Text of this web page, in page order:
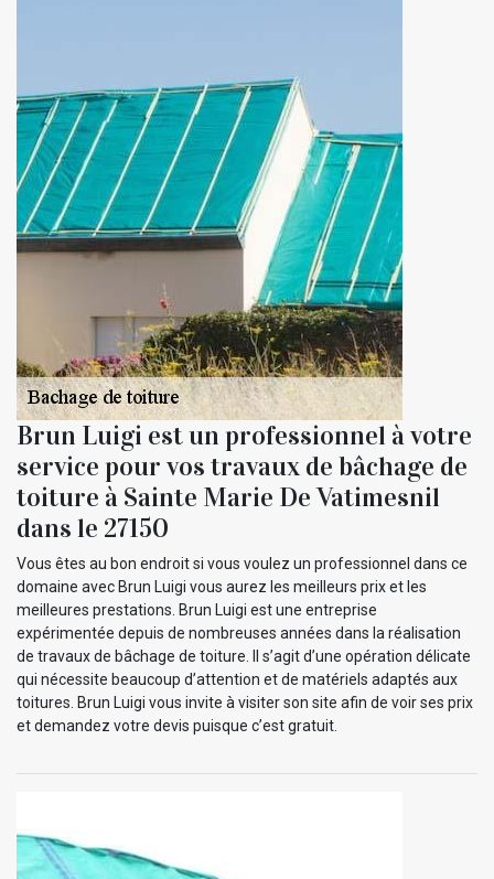
Brun Luigi est un professionnel à votre
service pour vos travaux de bâchage de
toiture à Sainte Marie De Vatimesnil
dans le 27150
Vous êtes au bon endroit si vous voulez un professionnel dans ce
domaine avec Brun Luigi vous aurez les meilleurs prix et les
meilleures prestations. Brun Luigi est une entreprise
expérimentée depuis de nombreuses années dans la réalisation
de travaux de bâchage de toiture. Il s’agit d’une opération délicate
qui nécessite beaucoup d’attention et de matériels adaptés aux
toitures. Brun Luigi vous invite à visiter son site afin de voir ses prix
et demandez votre devis puisque c’est gratuit.